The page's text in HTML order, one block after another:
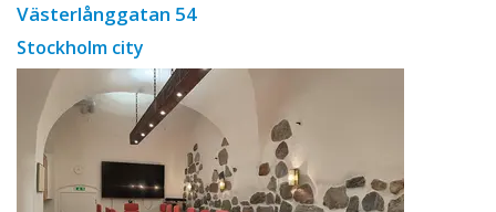
Västerlånggatan 54
Stockholm city